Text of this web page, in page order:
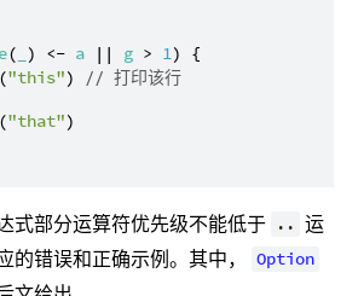
( ) <- a || g > 1) {
("this")
// 打印该行
("that")
式部分运算符优先级不能低于 .. 运
的错误和正确示例。其中，
Option